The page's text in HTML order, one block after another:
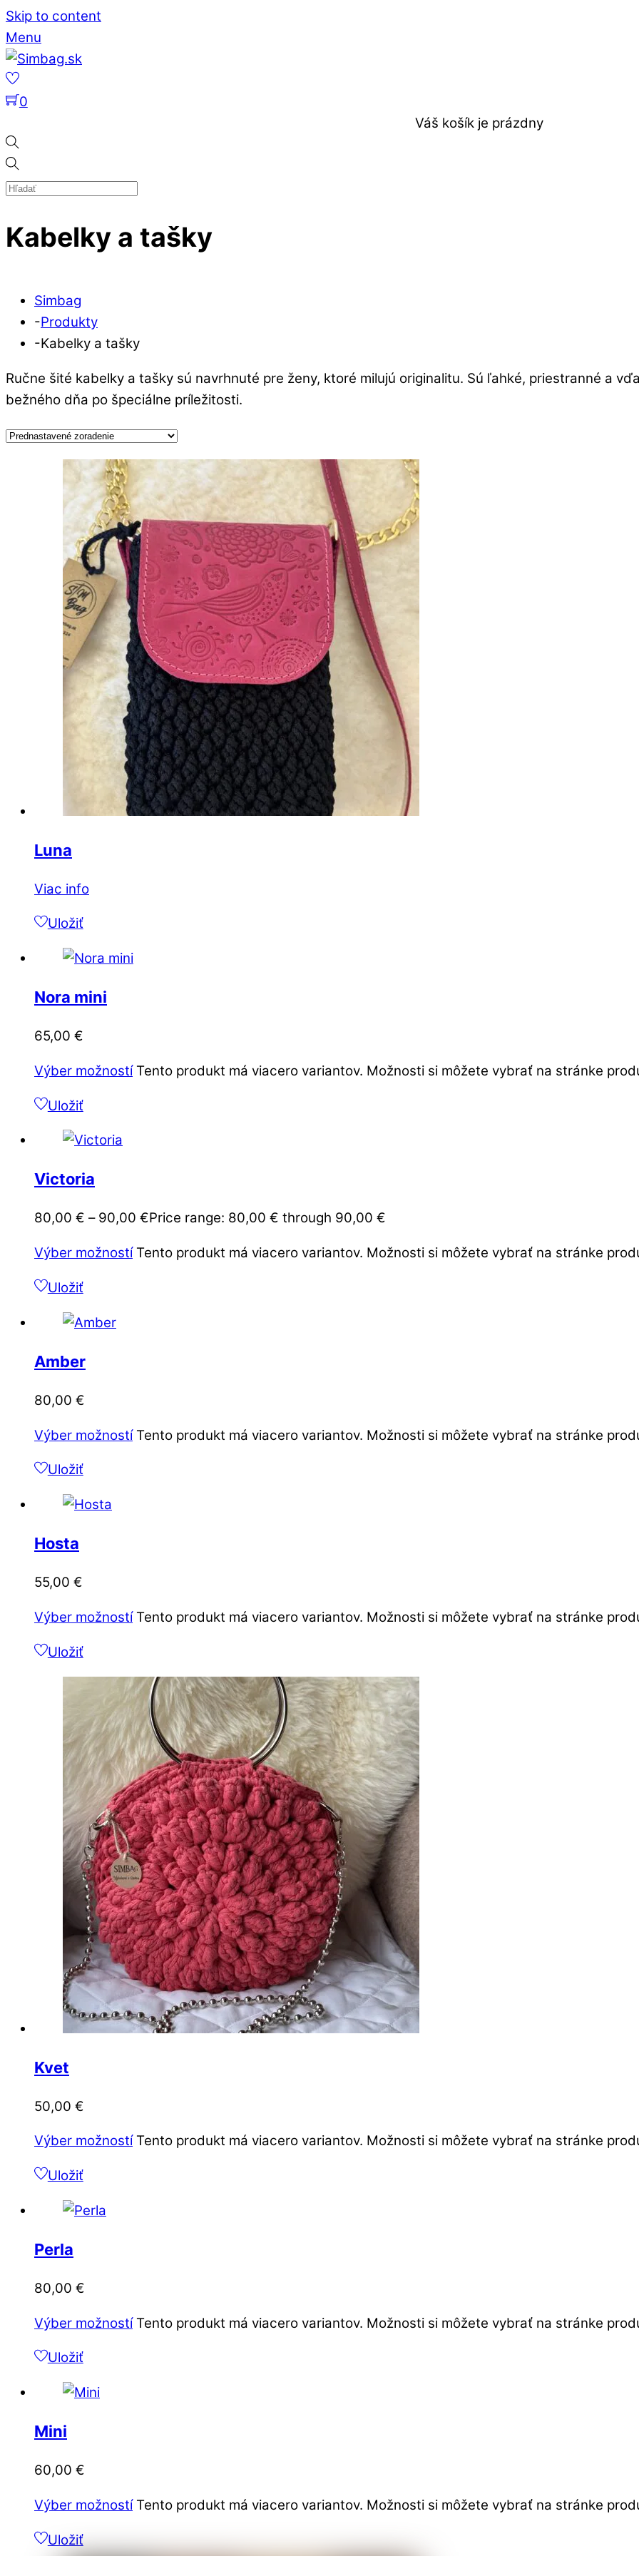
Skip to content
Menu
0
Váš košík je prázdny
Kabelky a tašky
Simbag
-Produkty
-Kabelky a tašky
Ručne šité kabelky a tašky sú navrhnuté pre ženy, ktoré milujú originalitu. Sú ľahké, priestranné a
bežného dňa po špeciálne príležitosti.
Luna
Viac info
Uložiť
Nora mini
65,00 €
Výber možností Tento produkt má viacero variantov. Možnosti si môžete vybrať na stránke
Uložiť
Victoria
80,00 € – 90,00 €Price range: 80,00 € through 90,00 €
Výber možností Tento produkt má viacero variantov. Možnosti si môžete vybrať na stránke
Uložiť
Amber
80,00 €
Výber možností Tento produkt má viacero variantov. Možnosti si môžete vybrať na stránke
Uložiť
Hosta
55,00 €
Výber možností Tento produkt má viacero variantov. Možnosti si môžete vybrať na stránke
Uložiť
Kvet
50,00 €
Výber možností Tento produkt má viacero variantov. Možnosti si môžete vybrať na stránke
Uložiť
Perla
80,00 €
Výber možností Tento produkt má viacero variantov. Možnosti si môžete vybrať na stránke
Uložiť
Mini
60,00 €
Výber možností Tento produkt má viacero variantov. Možnosti si môžete vybrať na stránke
Uložiť